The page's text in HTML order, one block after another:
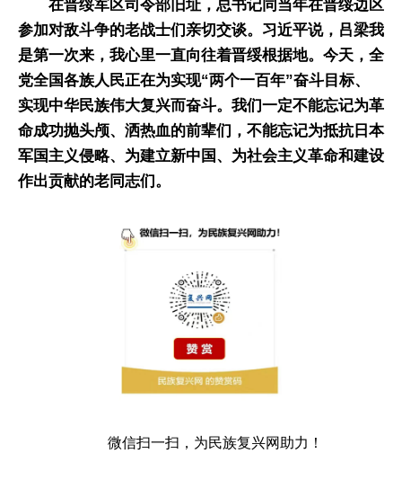
在晋绥军区司令部旧址，总书记同当年在晋绥边区
参加对敌斗争的老战士们亲切交谈。习近平说，吕梁我
是第一次来，我心里一直向往着晋绥根据地。今天，全
党全国各族人民正在为实现“两个一百年”奋斗目标、
实现中华民族伟大复兴而奋斗。我们一定不能忘记为革
命成功抛头颅、洒热血的前辈们，不能忘记为抵抗日本
军国主义侵略、为建立新中国、为社会主义革命和建设
作出贡献的老同志们。
微信扫一扫，为民族复兴网助力！